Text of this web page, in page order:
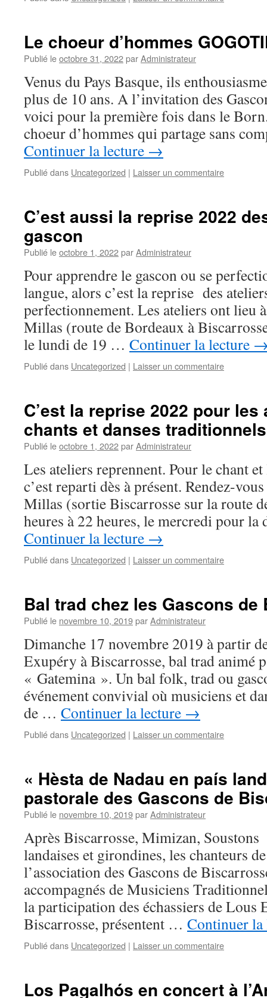
Le choeur d’hommes
Publié leoctobre 31, 2022parAdministrateur
Venus du Pays Basque, ils
plus de 10 ans. A l’invitation des
voici pour la première fois dans le
choeur d’hommes qui partage sans
Continuer la lecture →
Publié dans Uncategorized | Laisser un commentaire
C’est aussi la reprise 2022
gascon
Publié leoctobre 1, 2022parAdministrateur
Pour apprendre le gascon ou se
langue, alors c’est la reprise des
perfectionnement. Les ateliers ont lieu
Millas (route de Bordeaux à
le lundi de 19 … Continuer la lecture
Publié dans Uncategorized | Laisser un commentaire
C’est la reprise 2022 pour
chants et danses traditionnels
Publié leoctobre 1, 2022parAdministrateur
Les ateliers reprennent. Pour le chant
c’est reparti dès à présent. Rendez-
Millas (sortie Biscarrosse sur la route
heures à 22 heures, le mercredi pour
Continuer la lecture →
Publié dans Uncategorized | Laisser un commentaire
Bal trad chez les Gascons
Publié le novembre 10, 2019parAdministrateur
Dimanche 17 novembre 2019 à partir
Exupéry à Biscarrosse, bal trad animé
« Gatemina ». Un bal folk, trad ou
événement convivial où musiciens et
de … Continuer la lecture →
Publié dans Uncategorized | Laisser un commentaire
« Hèsta de Nadau en país
pastorale des Gascons de
Publié le novembre 10, 2019parAdministrateur
Après Biscarrosse, Mimizan,
landaises et girondines, les chanteurs
l’association des Gascons de
accompagnés de Musiciens
la participation des échassiers de Lous
Biscarrosse, présentent … Continuer
Publié dans Uncategorized | Laisser un commentaire
Los Pagalhós en concert à